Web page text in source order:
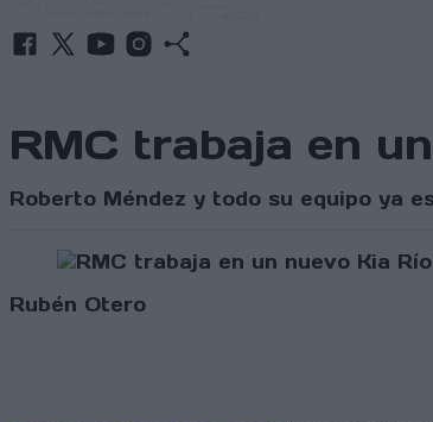
RMC trabaja en
Roberto Méndez y todo su equipo ya
Rubén Otero